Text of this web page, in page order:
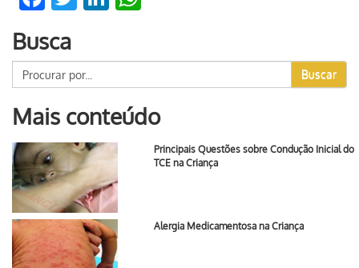
Busca
Buscar
Mais conteúdo
Principais Questões sobre Condução Inicial do
TCE na Criança
Alergia Medicamentosa na Criança